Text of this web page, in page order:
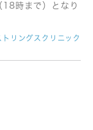
時まで）となり
トリングスクリニック